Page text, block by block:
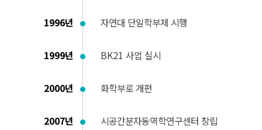
1996년 자연대 단일학부제 시행
1999년 BK21 사업 실시
2000년 화학부로 개편
2007년 시공간분자동역학연구센터 창립